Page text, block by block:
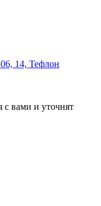
14, Тефлон
с вами и уточнят